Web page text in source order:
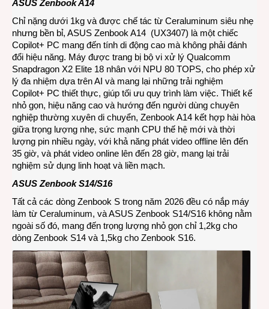
ASUS Zenbook A14
Chỉ nặng dưới 1kg và được chế tác từ Ceraluminum siêu nhẹ
nhưng bền bỉ, ASUS Zenbook A14 (UX3407) là một chiếc
Copilot+ PC mang đến tính di động cao mà không phải đánh
đổi hiệu năng. Máy được trang bị bộ vi xử lý Qualcomm
Snapdragon X2 Elite 18 nhân với NPU 80 TOPS, cho phép xử
lý đa nhiệm dựa trên AI và mang lại những trải nghiệm
Copilot+ PC thiết thực, giúp tối ưu quy trình làm việc. Thiết kế
nhỏ gọn, hiệu năng cao và hướng đến người dùng chuyên
nghiệp thường xuyên di chuyển, Zenbook A14 kết hợp hài hòa
giữa trọng lượng nhẹ, sức mạnh CPU thế hệ mới và thời
lượng pin nhiều ngày, với khả năng phát video offline lên đến
35 giờ, và phát video online lên đến 28 giờ, mang lại trải
nghiệm sử dụng linh hoạt và liền mạch.
ASUS Zenbook S14/S16
Tất cả các dòng Zenbook S trong năm 2026 đều có nắp máy
làm từ Ceraluminum, và ASUS Zenbook S14/S16 không nằm
ngoài số đó, mang đến trọng lượng nhỏ gọn chỉ 1,2kg cho
dòng Zenbook S14 và 1,5kg cho Zenbook S16.